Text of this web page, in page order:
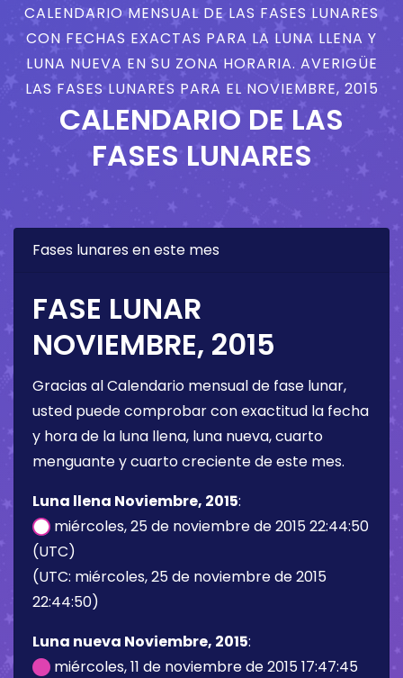
CALENDARIO MENSUAL DE LAS FASES LUNARES
CON FECHAS EXACTAS PARA LA LUNA LLENA Y
LUNA NUEVA EN SU ZONA HORARIA. AVERIGÜE
LAS FASES LUNARES PARA EL NOVIEMBRE, 2015
CALENDARIO DE LAS
FASES LUNARES
Fases lunares en este mes
FASE LUNAR
NOVIEMBRE, 2015
Gracias al Calendario mensual de fase lunar,
usted puede comprobar con exactitud la fecha
y hora de la luna llena, luna nueva, cuarto
menguante y cuarto creciente de este mes.
Luna llena Noviembre, 2015:
miércoles, 25 de noviembre de 2015 22:44:50
(UTC)
(UTC: miércoles, 25 de noviembre de 2015
22:44:50)
Luna nueva Noviembre, 2015:
miércoles, 11 de noviembre de 2015 17:47:45